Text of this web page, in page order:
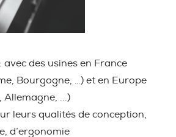
avec des usines en France
Bourgogne, …) et en Europe
Allemagne, ...)
leurs qualités de conception,
d’ergonomie